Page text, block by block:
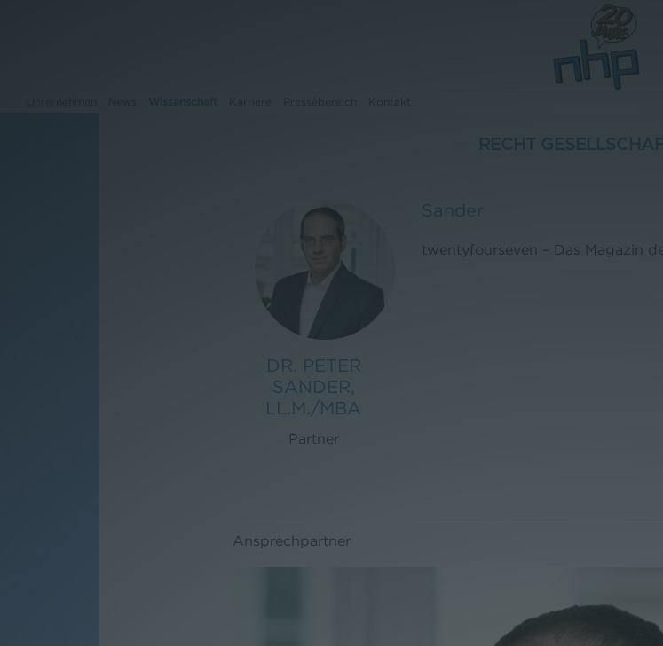
RECHT
DR. PETER
SANDER,
LL.M./MBA
Partner
Sander
twentyfourseven – Das Magazin
Ansprechpartner